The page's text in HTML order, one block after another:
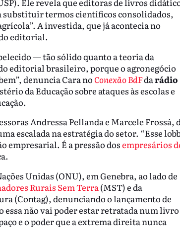
substituir termos científicos consolidados,
A investida, que já acontecia no
editorial.
— tão sólido quanto a teoria da
editorial brasileiro, porque o agronegócio
denuncia Cara no Conexão BdFdarádio
da Educação sobre ataques às escolas e
Andressa Pellanda e Marcele Frossá,
escalada na estratégia do setor. “Esse
empresarial. É a pressão dosempresários
Unidas (ONU), em Genebra, ao lado de
Rurais Sem Terra(MST) e da
(Contag), denunciando o lançamento de
essa não vai poder estar retratada num livro
e o poder que a extrema direita nunca